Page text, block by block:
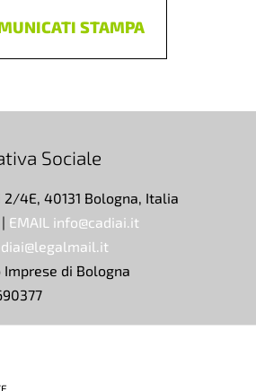
STAMPA
Sociale
2/4E, 40131 Bologna, Italia
| EMAIL info@cadiai.it
di Bologna